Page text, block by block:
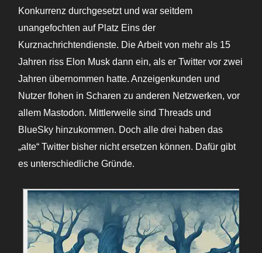
Konkurrenz durchgesetzt und war seitdem
unangefochten auf Platz Eins der
Kurznachrichtendienste. Die Arbeit von mehr als 15
Jahren riss Elon Musk dann ein, als er Twitter vor zwei
Jahren übernommen hatte. Anzeigenkunden und
Nutzer flohen in Scharen zu anderen Netzwerken, vor
allem Mastodon. Mittlerweile sind Threads und
BlueSky hinzukommen. Doch alle drei haben das
„alte“ Twitter bisher nicht ersetzen können. Dafür gibt
es unterschiedliche Gründe.